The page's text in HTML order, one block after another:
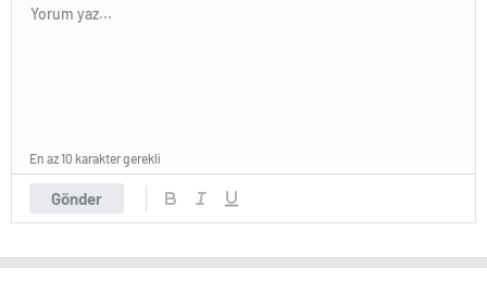
Gönder
En az 10 karakter gerekli